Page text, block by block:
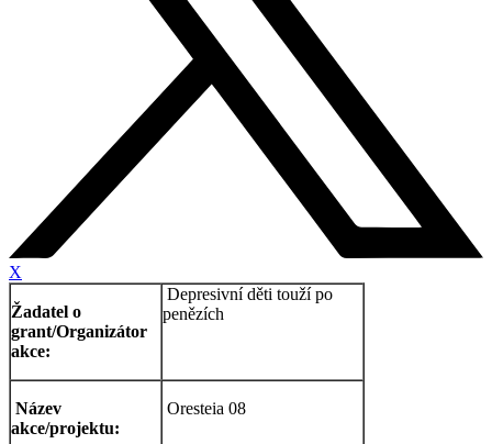
X
Žadatel o
grant/Organizátor
akce:
Depresivní děti touží po
penězích
Název
akce/projektu:
Oresteia 08